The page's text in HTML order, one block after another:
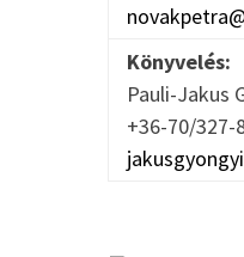
Könyvelés:
Pauli-Jakus
+36-70/327-